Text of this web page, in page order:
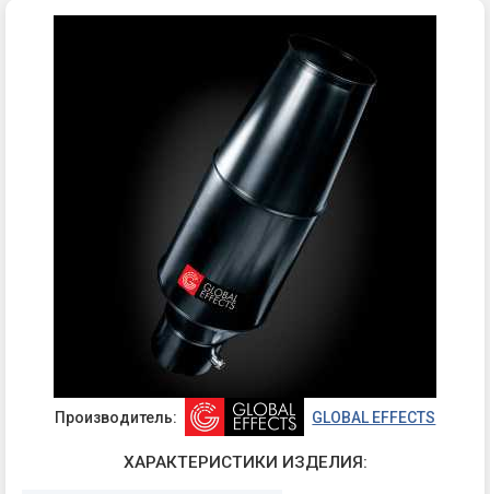
Производитель: GLOBAL EFFECTS
ХАРАКТЕРИСТИКИ ИЗДЕЛИЯ: